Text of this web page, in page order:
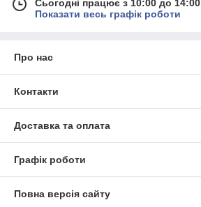
Сьогодні працює з 10:00 до 14:00
Показати весь графік роботи
Про нас
Контакти
Доставка та оплата
Графік роботи
Повна версія сайту